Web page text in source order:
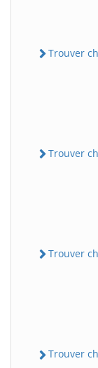
Trouver
Trouver
Trouver
Trouver